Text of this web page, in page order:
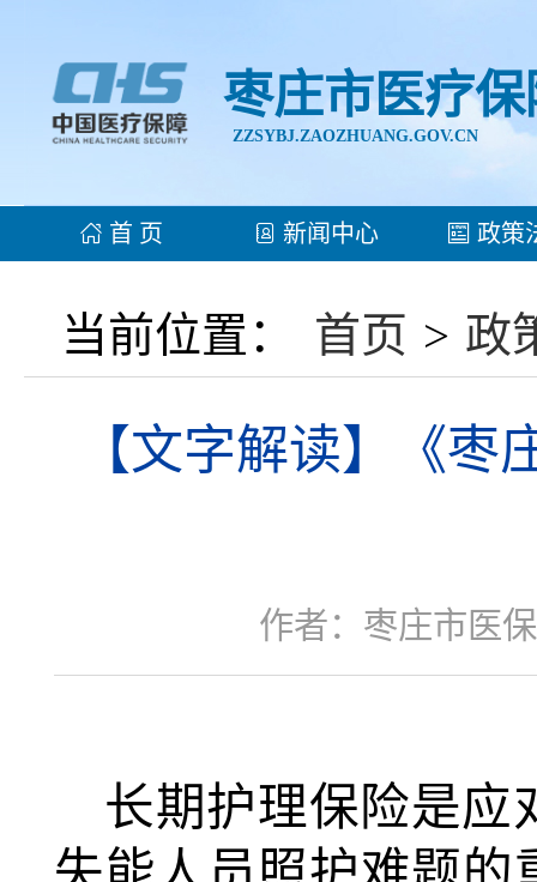
枣庄市医疗
ZZSYBJ.ZAOZHUANG.GOV.CN
首 页 新闻中心 政策
当前位置： 首页 > 政
【文字解读】《
作者：枣庄市医
长期护理保险是应